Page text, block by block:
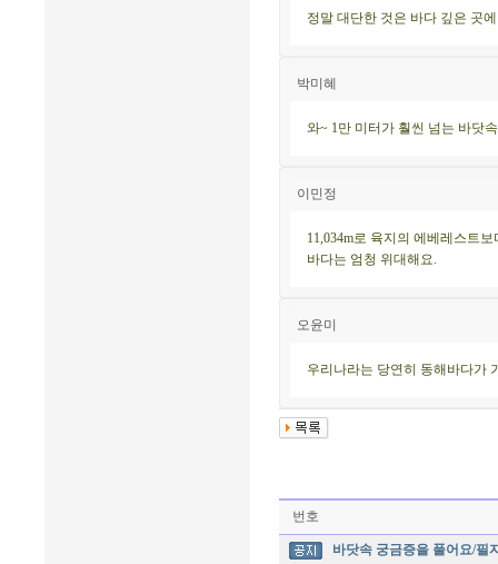
정말 대단한 것은 바다 깊은 곳
박미혜
와~ 1만 미터가 훨씬 넘는 바닷
이민정
11,034m로 육지의 에베레스트
바다는 엄청 위대해요.
오윤미
우리나라는 당연히 동해바다가
번호
바닷속 궁금증을 풀어요/필